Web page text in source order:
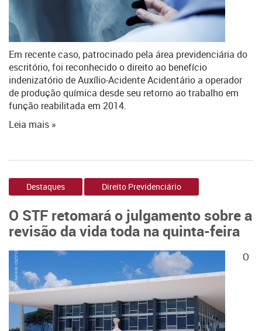
Em recente caso, patrocinado pela área previdenciária do
escritório, foi reconhecido o direito ao benefício
indenizatório de Auxílio-Acidente Acidentário a operador
de produção química desde seu retorno ao trabalho em
função reabilitada em 2014.
Leia mais »
Destaques Direito Previdenciário
O STF retomará o julgamento sobre a
revisão da vida toda na quinta-feira
O